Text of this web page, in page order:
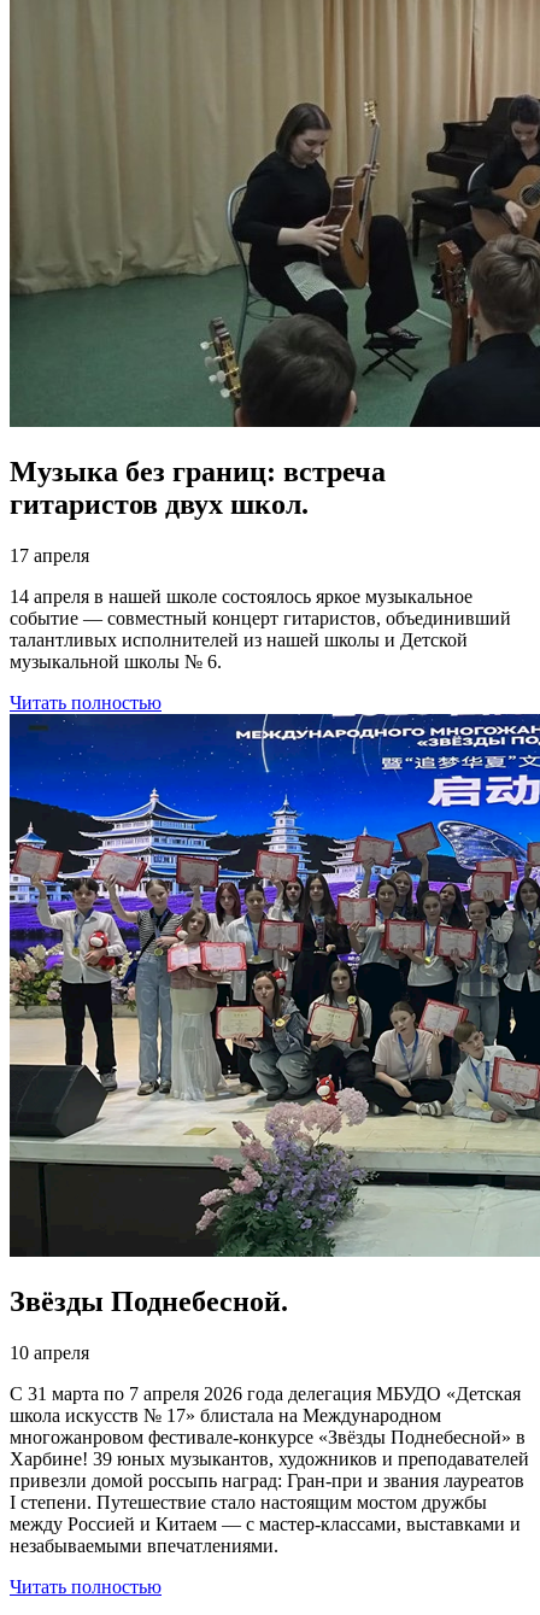
Музыка без границ: встреча
гитаристов двух школ.
17 апреля
14 апреля в нашей школе состоялось яркое музыкальное
событие — совместный концерт гитаристов, объединивший
талантливых исполнителей из нашей школы и Детской
музыкальной школы № 6.
Читать полностью
Звёзды Поднебесной.
10 апреля
С 31 марта по 7 апреля 2026 года делегация МБУДО «Детская
школа искусств № 17» блистала на Международном
многожанровом фестивале‑конкурсе «Звёзды Поднебесной» в
Харбине! 39 юных музыкантов, художников и преподавателей
привезли домой россыпь наград: Гран‑при и звания лауреатов
I степени. Путешествие стало настоящим мостом дружбы
между Россией и Китаем — с мастер‑классами, выставками и
незабываемыми впечатлениями.
Читать полностью